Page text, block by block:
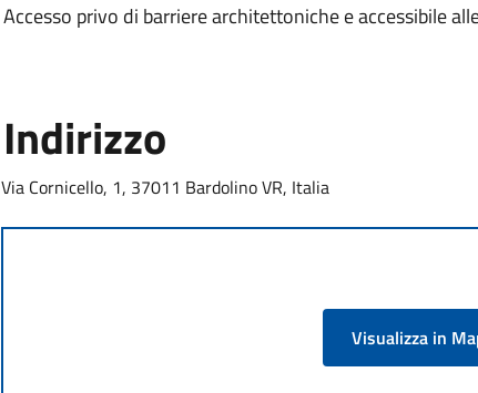
Accesso privo di barriere architettoniche e accessibile
Indirizzo
Via Cornicello, 1, 37011 Bardolino VR, Italia
Visualizza in